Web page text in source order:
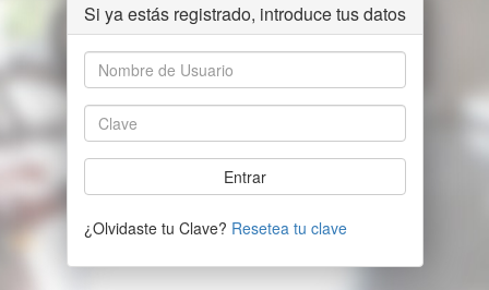
Si ya estás registrado, introduce tus datos
¿Olvidaste tu Clave? Resetea tu clave